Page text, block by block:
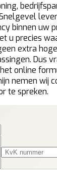
binnen uw
u precies
extra
Dus
online
nemen wij
te spreken.